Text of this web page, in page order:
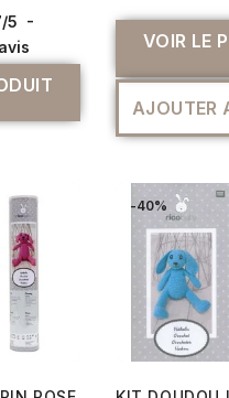
/5 -
avis VOIR LE
AJOUTER
-40%